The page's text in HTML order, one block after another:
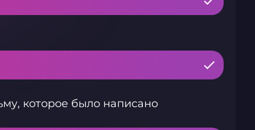
которое было написано